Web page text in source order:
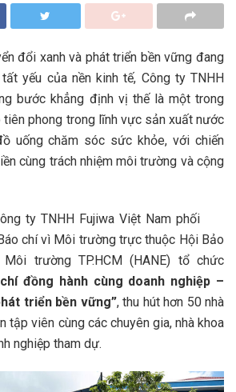
đổi xanh và phát triển bền vững đang
yếu của nền kinh tế, Công ty TNHH
bước khẳng định vị thế là một trong
tiên phong trong lĩnh vực sản xuất nước
uống chăm sóc sức khỏe, với chiến
cùng trách nhiệm môi trường và cộng
ty TNHH Fujiwa Việt Nam phối
chí vì Môi trường trực thuộc Hội Bảo
trường TP.HCM (HANE) tổ chức
chí đồng hành cùng doanh nghiệp –
triển bền vững”, thu hút hơn 50 nhà
tập viên cùng các chuyên gia, nhà khoa
nghiệp tham dự.